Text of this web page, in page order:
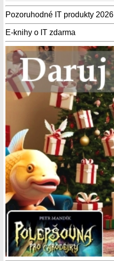
Pozoruhodné IT produkty 2026
E-knihy o IT zdarma